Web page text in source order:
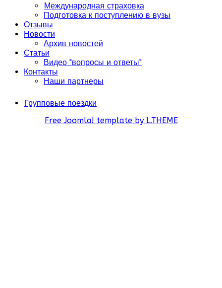
Международная страховка
Подготовка к поступлению в вузы
Отзывы
Новости
Архив новостей
Статьи
Видео "вопросы и ответы"
Контакты
Наши партнеры
Групповые поездки
Free Joomla! template by L.THEME